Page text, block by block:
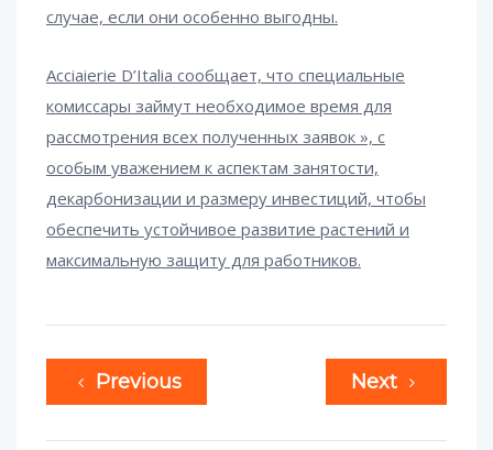
случае, если они особенно выгодны.
Acciaierie D’Italia сообщает, что специальные
комиссары займут необходимое время для
рассмотрения всех полученных заявок », с
особым уважением к аспектам занятости,
декарбонизации и размеру инвестиций, чтобы
обеспечить устойчивое развитие растений и
максимальную защиту для работников.
Previous Next